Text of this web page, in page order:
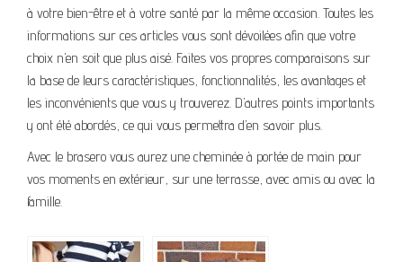
à votre bien-être et à votre santé par la même occasion. Toutes les
informations sur ces articles vous sont dévoilées afin que votre
choix n’en soit que plus aisé. Faites vos propres comparaisons sur
la base de leurs caractéristiques, fonctionnalités, les avantages et
les inconvénients que vous y trouverez. D’autres points importants
y ont été abordés, ce qui vous permettra d’en savoir plus.
Avec le brasero vous aurez une cheminée à portée de main pour
vos moments en extérieur, sur une terrasse, avec amis ou avec la
famille.